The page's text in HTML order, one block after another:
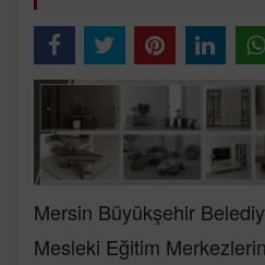
Mersin Büyükşehir
Mesleki Eğitim